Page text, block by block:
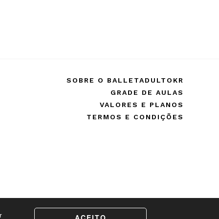
SOBRE O BALLETADULTOKR
GRADE DE AULAS
VALORES E PLANOS
TERMOS E CONDIÇÕES